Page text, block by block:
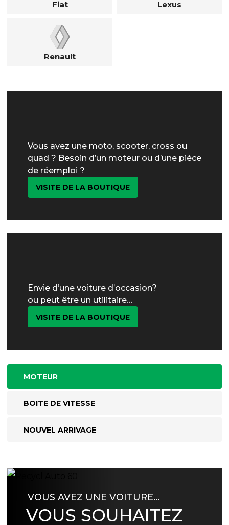
Fiat Lexus
Renault
Vous avez une moto, scooter, cross ou
quad ? Besoin d’un moteur ou d’une pièce
de réemploi ?
VISITE DE LA BOUTIQUE
Envie d’une voiture d’occasion?
ou peut être un utilitaire…
VISITE DE LA BOUTIQUE
MOTEUR
BOITE DE VITESSE
NOUVEL ARRIVAGE
VOUS AVEZ UNE VOITURE…
VOUS SOUHAITEZ